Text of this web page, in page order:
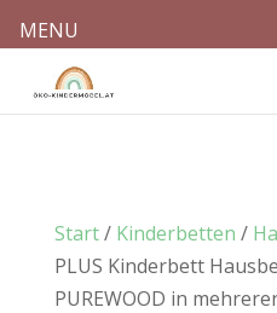
Start/ Kinderbetten /
PLUS Kinderbett
PUREWOOD in
MENU